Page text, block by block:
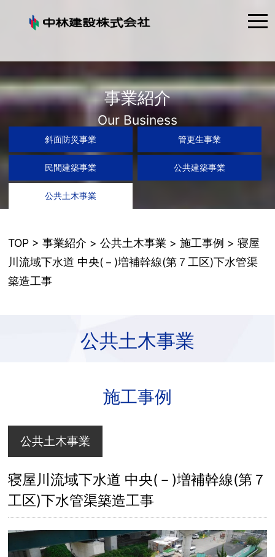
事業紹介
Our Business
斜面防災事業 管更生事業
民間建築事業 公共建築事業
公共土木事業
TOP >事業紹介 >公共土木事業 >施工事例 > 寝屋
川流域下水道 中央(－)増補幹線(第７工区)下水管渠
築造工事
公共土木事業
施工事例
公共土木事業
寝屋川流域下水道 中央(－)増補幹線(第７
工区)下水管渠築造工事